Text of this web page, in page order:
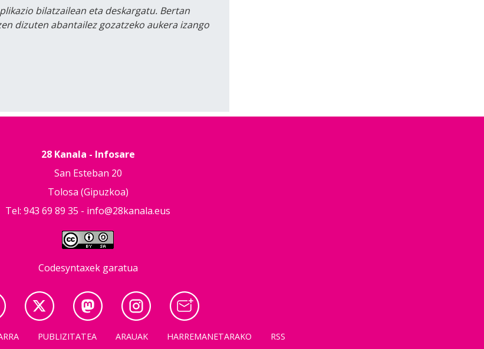
bilatzailean eta deskargatu. Bertan
dizuten abantailez gozatzeko aukera izango
28 Kanala - Infosare
San Esteban 20
Tolosa (Gipuzkoa)
Tel: 943 69 89 35 - info@28kanala.eus
Codesyntaxek garatua
PUBLIZITATEA ARAUAK HARREMANETARAKO RSS